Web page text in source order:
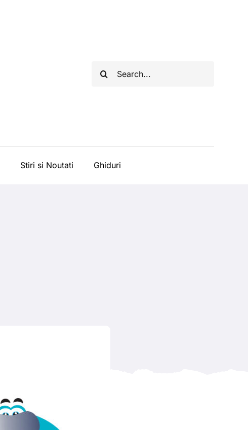
Cautare...
Stiri si Noutati Ghiduri